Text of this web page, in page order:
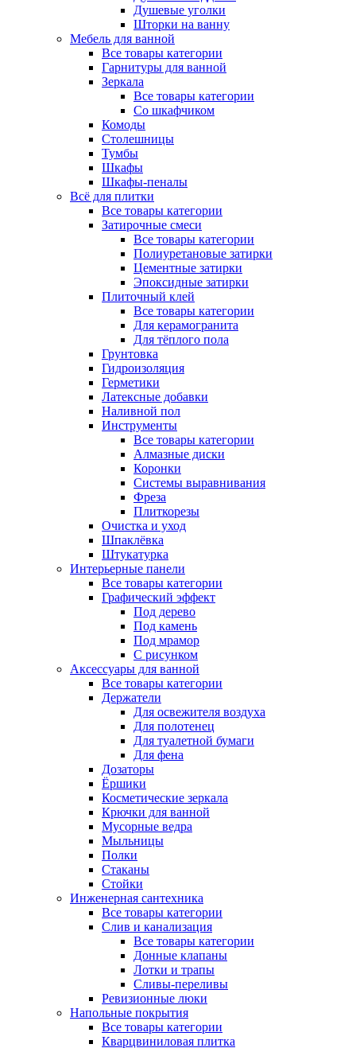
Душевые уголки
Шторки на ванну
Мебель для ванной
Все товары категории
Гарнитуры для ванной
Зеркала
Все товары категории
Со шкафчиком
Комоды
Столешницы
Тумбы
Шкафы
Шкафы-пеналы
Всё для плитки
Все товары категории
Затирочные смеси
Все товары категории
Полиуретановые затирки
Цементные затирки
Эпоксидные затирки
Плиточный клей
Все товары категории
Для керамогранита
Для тёплого пола
Грунтовка
Гидроизоляция
Герметики
Латексные добавки
Наливной пол
Инструменты
Все товары категории
Алмазные диски
Коронки
Системы выравнивания
Фреза
Плиткорезы
Очистка и уход
Шпаклёвка
Штукатурка
Интерьерные панели
Все товары категории
Графический эффект
Под дерево
Под камень
Под мрамор
С рисунком
Аксессуары для ванной
Все товары категории
Держатели
Для освежителя воздуха
Для полотенец
Для туалетной бумаги
Для фена
Дозаторы
Ёршики
Косметические зеркала
Крючки для ванной
Мусорные ведра
Мыльницы
Полки
Стаканы
Стойки
Инженерная сантехника
Все товары категории
Слив и канализация
Все товары категории
Донные клапаны
Лотки и трапы
Сливы-переливы
Ревизионные люки
Напольные покрытия
Все товары категории
Кварцвиниловая плитка